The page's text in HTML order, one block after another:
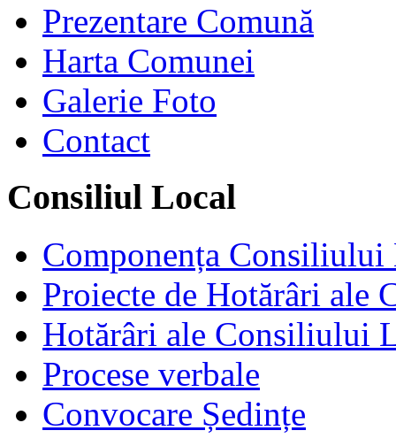
Prezentare Comună
Harta Comunei
Galerie Foto
Contact
Consiliul Local
Componența Consiliului
Proiecte de Hotărâri ale
Hotărâri ale Consiliului
Procese verbale
Convocare Ședințe